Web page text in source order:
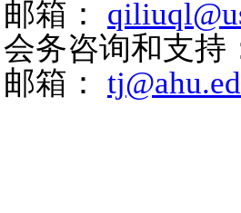
：
咨询和支持
：